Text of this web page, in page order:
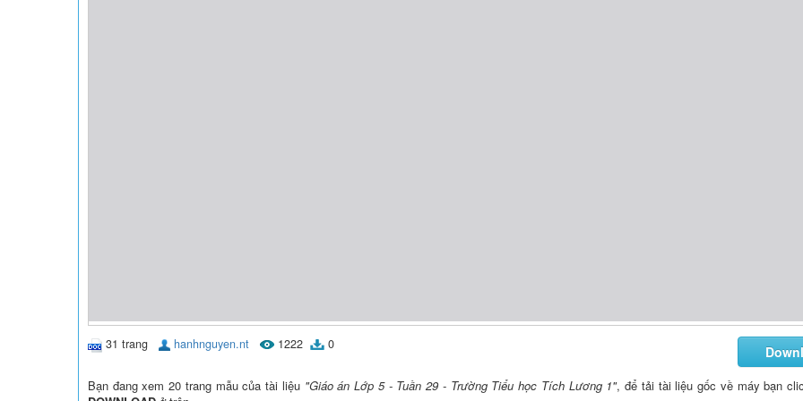
31 trang hanhnguyen.nt 1222 0
Bạn đang xem 20 trang mẫu của tài liệu "Giáo án Lớp 5 - Tuần 29 - Trường Tiểu học Tích Lương 1", để tải tài liệu gốc về máy bạn